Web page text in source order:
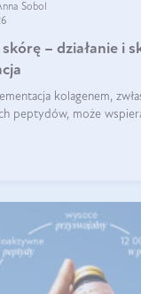
Sobol
– działanie i
kolagenem,
peptydów, może